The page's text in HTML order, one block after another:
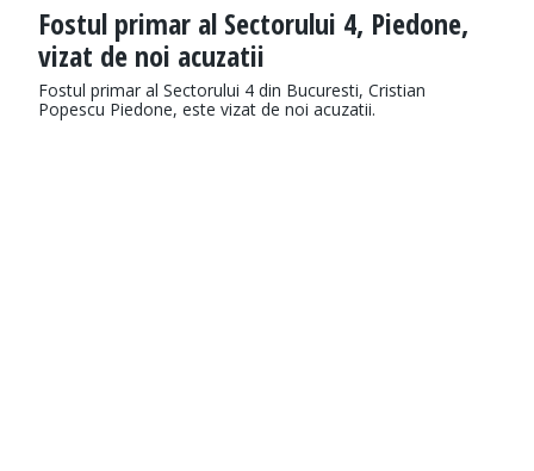
Fostul primar al Sectorului 4, Piedone,
vizat de noi acuzatii
Fostul primar al Sectorului 4 din Bucuresti, Cristian
Popescu Piedone, este vizat de noi acuzatii.